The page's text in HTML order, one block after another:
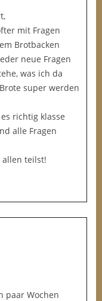
mit Fragen
Brotbacken
neue Fragen
was ich da
super werden
richtig klasse
alle Fragen
allen teilst!
paar Wochen